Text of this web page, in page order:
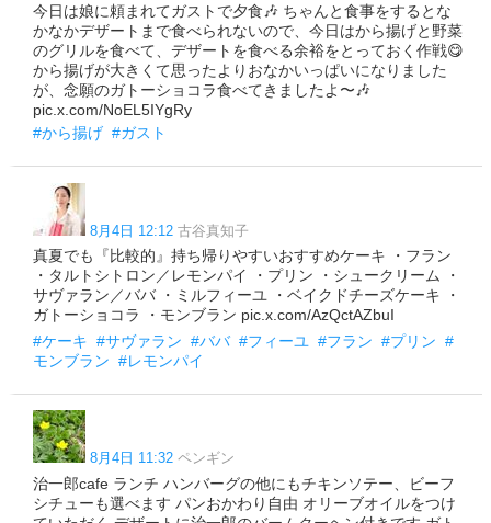
今日は娘に頼まれてガストで夕食🎶 ちゃんと食事をするとな
かなかデザートまで食べられないので、今日はから揚げと野菜
のグリルを食べて、デザートを食べる余裕をとっておく作戦😋
から揚げが大きくて思ったよりおなかいっぱいになりました
が、念願のガトーショコラ食べてきましたよ〜🎶
pic.x.com/NoEL5IYgRy
#から揚げ #ガスト
8月4日 12:12 古谷真知子
真夏でも『比較的』持ち帰りやすいおすすめケーキ ・フラン
・タルトシトロン／レモンパイ ・プリン ・シュークリーム ・
サヴァラン／ババ ・ミルフィーユ ・ベイクドチーズケーキ ・
ガトーショコラ ・モンブラン pic.x.com/AzQctAZbuI
#ケーキ #サヴァラン #ババ #フィーユ #フラン #プリン #
モンブラン #レモンパイ
8月4日 11:32 ペンギン
治一郎cafe ランチ ハンバーグの他にもチキンソテー、ビーフ
シチューも選べます パンおかわり自由 オリーブオイルをつけ